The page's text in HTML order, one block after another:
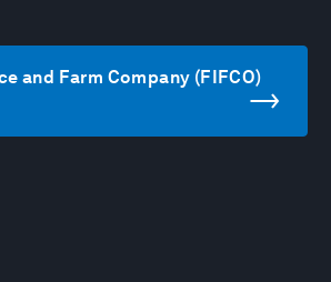
and Farm Company (FIFCO)